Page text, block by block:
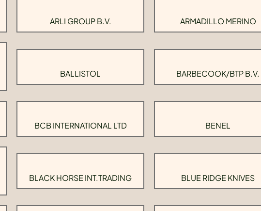
ARLI GROUP B.V. ARMADILLO MERINO
BALLISTOL BARBECOOK/BTP B.V.
BCB INTERNATIONAL LTD BENEL
BLACK HORSE INT.TRADING BLUE RIDGE KNIVES